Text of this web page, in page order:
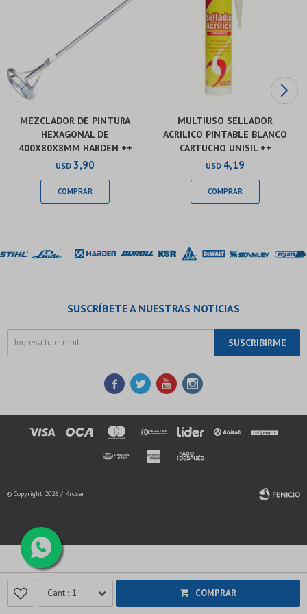
1 COMPRAR
MEZCLADOR DE PINTURA
HEXAGONAL DE
400X80X8MM HARDEN ++
USD 3,90
MULTIUSO SELLADOR
ACRILICO PINTABLE BLANCO
CARTUCHO UNISIL ++
USD 4,19
SUSCRÍBETE A NUESTRAS NOTICIAS
SUSCRIBIRME
   
© Copyright 2026 / Kroser